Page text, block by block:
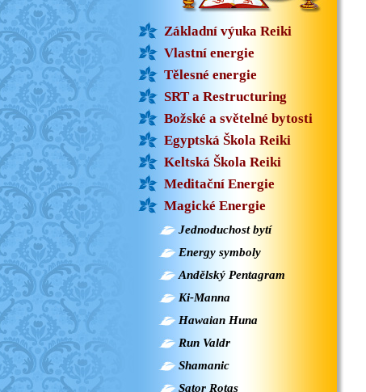
Základní výuka Reiki
Vlastní energie
Tělesné energie
SRT a Restructuring
Božské a světelné bytosti
Egyptská Škola Reiki
Keltská Škola Reiki
Meditační Energie
Magické Energie
Jednoduchost bytí
Energy symboly
Andělský Pentagram
Ki-Manna
Hawaian Huna
Run Valdr
Shamanic
Sator Rotas